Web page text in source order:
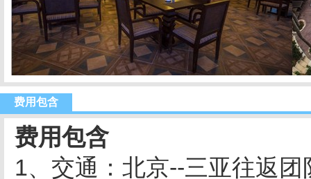
费用包含
费用包含
1、交通：北京--三亚往返